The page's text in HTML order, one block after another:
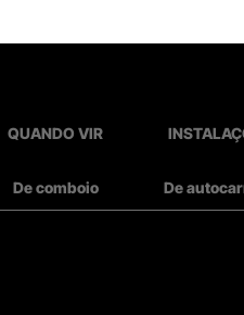
QUANDO VIR
De comboio De